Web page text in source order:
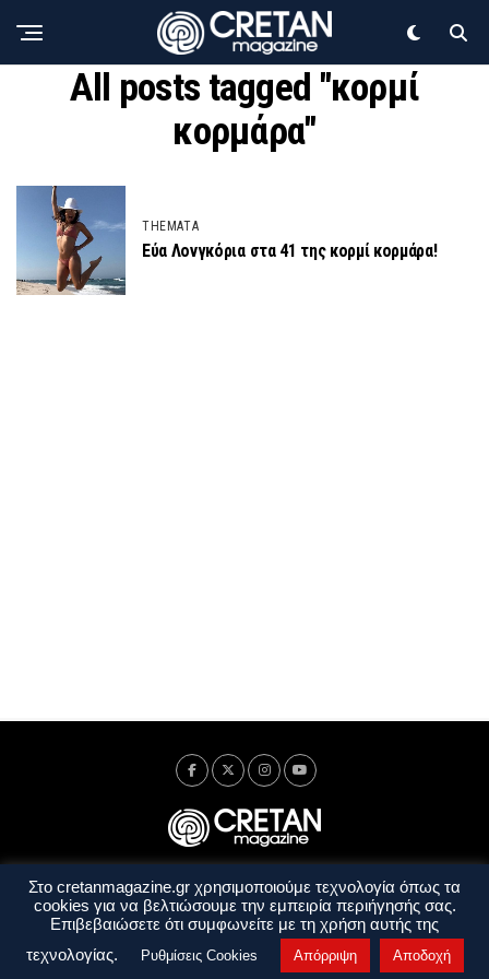
All posts tagged "κορμί
κορμάρα"
THEMATA
Εύα Λονγκόρια στα 41 της κορμί κορμάρα!
Ταυτότητα Πολιτική Απορρήτου
Όροι Χρήσης
Όροι και Προϋποθέσεις
Στο cretanmagazine.gr χρησιμοποιούμε τεχνολογία όπως τα
cookies για να βελτιώσουμε την εμπειρία περιήγησής σας.
Επιβεβαιώσετε ότι συμφωνείτε με τη χρήση αυτής της
τεχνολογίας.
Ρυθμίσεις Cookies Απόρριψη Αποδοχή